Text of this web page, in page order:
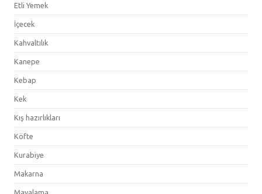
Etli Yemek
İçecek
Kahvaltılık
Kanepe
Kebap
Kek
Kış hazırlıkları
Köfte
Kurabiye
Makarna
Mayalama